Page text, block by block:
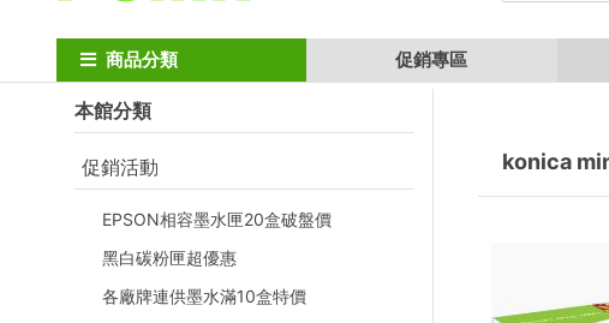
商品分類 促銷專區
Home 其他廠牌碳粉匣 Konica Minolta碳粉匣 konica minolta TN321
本館分類
促銷活動
EPSON相容墨水匣20盒破盤價
黑白碳粉匣超優惠
各廠牌連供墨水滿10盒特價
konica